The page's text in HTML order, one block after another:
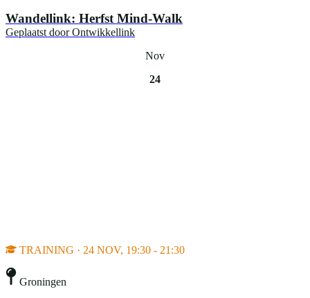
Wandellink: Herfst Mind-Walk
Geplaatst door Ontwikkellink
Nov
24
TRAINING · 24 NOV, 19:30 - 21:30
Groningen